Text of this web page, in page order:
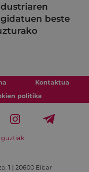
beste
Kontaktua
politika
guztiak
1 | 20600 Eibar